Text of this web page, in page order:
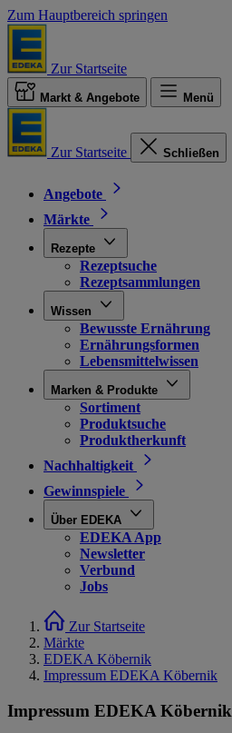
Zum Hauptbereich springen
Zur Startseite
Markt & Angebote Menü
Zur Startseite Schließen
Angebote
Märkte
Rezepte
Rezeptsuche
Rezeptsammlungen
Wissen
Bewusste Ernährung
Ernährungsformen
Lebensmittelwissen
Marken & Produkte
Sortiment
Produktsuche
Produktherkunft
Nachhaltigkeit
Gewinnspiele
Über EDEKA
EDEKA App
Newsletter
Verbund
Jobs
Zur Startseite
Märkte
EDEKA Köbernik
Impressum EDEKA Köbernik
Impressum EDEKA Köbernik